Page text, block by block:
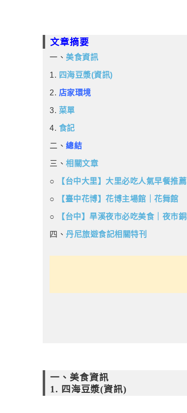
文章摘要
一、 美食資訊
1. 四海豆漿(資訊)
2. 店家環境
3. 菜單
4. 食記
二、 總結
三、 相關文章
○ 【台中大里】大里必吃人氣早餐推薦
○ 【臺中花博】花博主場館｜花舞館
○ 【台中】旱溪夜市必吃美食｜夜市
四、 丹尼旅遊食記相關特刊
一、美食資訊
1. 四海豆漿(資訊)